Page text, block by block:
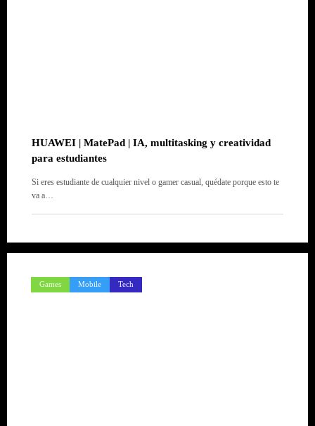
HUAWEI | MatePad | IA, multitasking y creatividad
para estudiantes
Si eres estudiante de cualquier nivel o gamer casual, quédate porque esto te
va a…
Games Mobile Tech